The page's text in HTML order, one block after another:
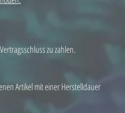
zu zahlen.
Artikel mit einer Herstelldauer